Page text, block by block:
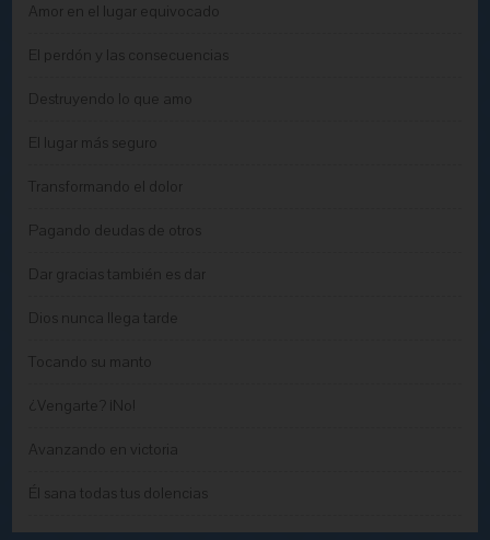
Amor en el lugar equivocado
El perdón y las consecuencias
Destruyendo lo que amo
El lugar más seguro
Transformando el dolor
Pagando deudas de otros
Dar gracias también es dar
Dios nunca llega tarde
Tocando su manto
¿Vengarte? ¡No!
Avanzando en victoria
Él sana todas tus dolencias